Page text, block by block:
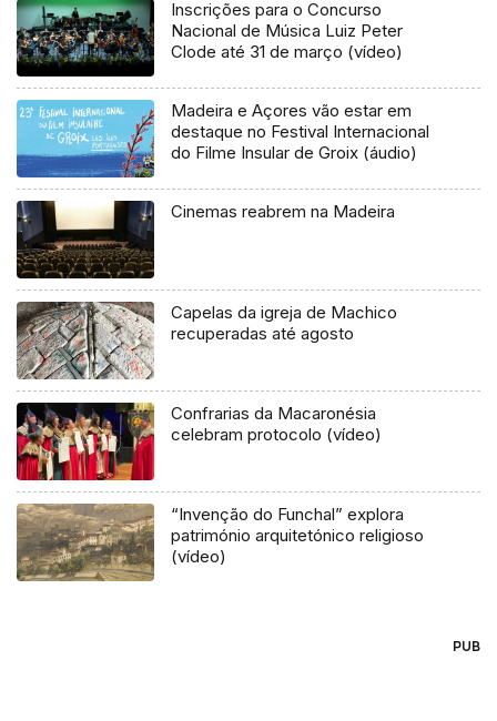
Inscrições para o Concurso
Nacional de Música Luiz Peter
Clode até 31 de março (vídeo)
Madeira e Açores vão estar em
destaque no Festival Internacional
do Filme Insular de Groix (áudio)
Cinemas reabrem na Madeira
Capelas da igreja de Machico
recuperadas até agosto
Confrarias da Macaronésia
celebram protocolo (vídeo)
“Invenção do Funchal” explora
património arquitetónico religioso
(vídeo)
PUB